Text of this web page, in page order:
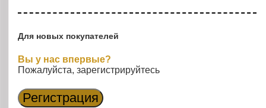
Для новых покупателей
Вы у нас впервые?
Пожалуйста, зарегистрируйтесь